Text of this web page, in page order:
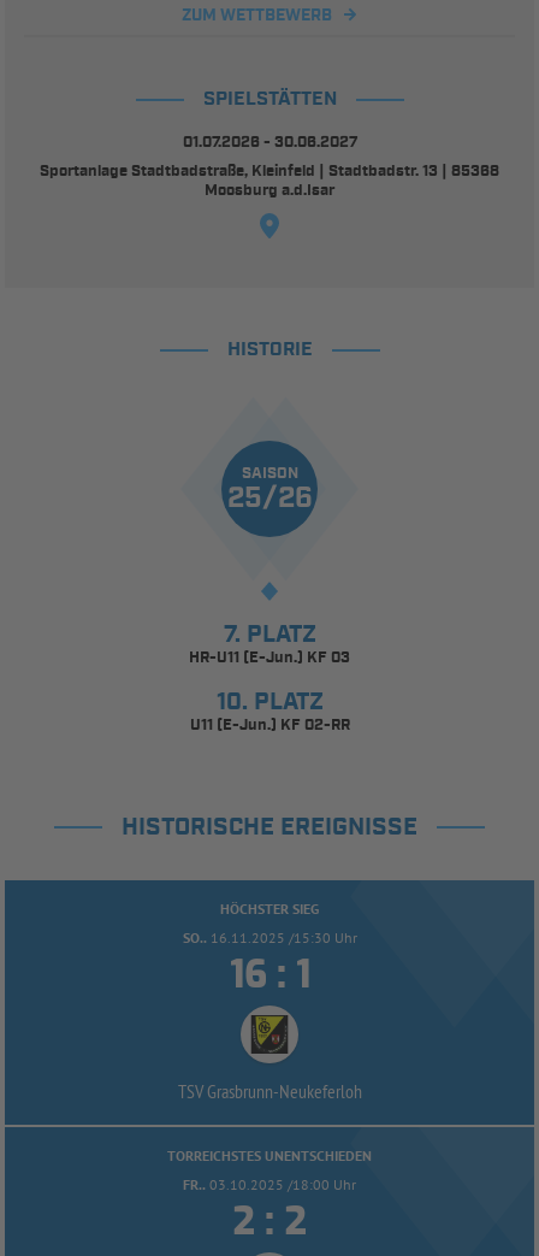
ZUM WETTBEWERB
SPIELSTÄTTEN
01.07.2026 - 30.06.2027
Sportanlage Stadtbadstraße, Kleinfeld | Stadtbadstr. 13 | 85368
Moosburg a.d.Isar
HISTORIE
SAISON
25/26
7. PLATZ
HR-U11 (E-Jun.) KF 03
10. PLATZ
U11 (E-Jun.) KF 02-RR
HISTORISCHE EREIGNISSE
HÖCHSTER SIEG
SO.. 16.11.2025 /15:30 Uhr
 : 
TSV Grasbrunn-Neukeferloh
TORREICHSTES UNENTSCHIEDEN
FR.. 03.10.2025 /18:00 Uhr
 : 